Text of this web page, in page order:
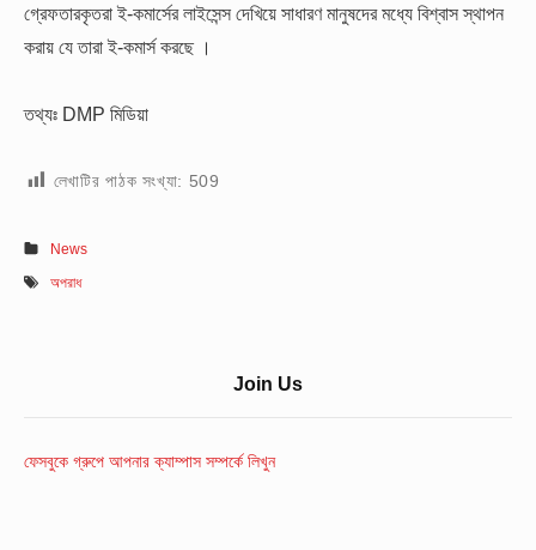
গ্রেফতারকৃতরা ই-কমার্সের লাইসেন্স দেখিয়ে সাধারণ মানুষদের মধ্যে বিশ্বাস স্থাপন
করায় যে তারা ই-কমার্স করছে ।
তথ্যঃ DMP মিডিয়া
লেখাটির পাঠক সংখ্যা: 509
News
অপরাধ
Area
Join Us
ফেসবুকে গ্রুপে আপনার ক্যাম্পাস সম্পর্কে লিখুন